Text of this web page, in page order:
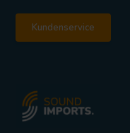
Kundenservice